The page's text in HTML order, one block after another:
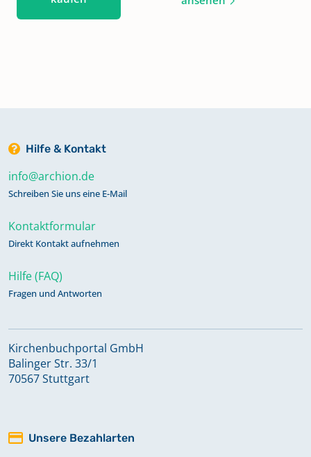
Hilfe & Kontakt
info@archion.de
Schreiben Sie uns eine E-Mail
Kontaktformular
Direkt Kontakt aufnehmen
Hilfe (FAQ)
Fragen und Antworten
Kirchenbuchportal GmbH
Balinger Str. 33/1
70567 Stuttgart
Unsere Bezahlarten